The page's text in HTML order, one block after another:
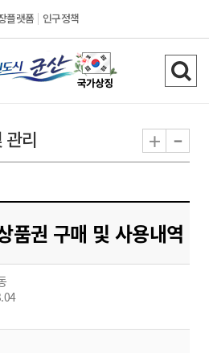
플랫폼 인구정책
시
민
주
도
시
군
산
검
색
기
관리 + -
품권 구매 및 사용내역